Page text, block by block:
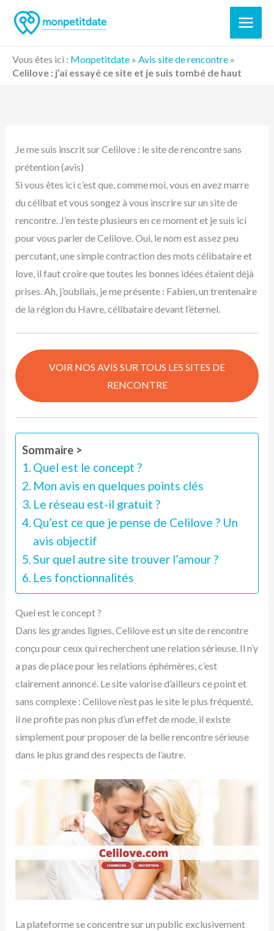
Vous êtes ici : Monpetitdate » Avis site de rencontre »
Celilove : j’ai essayé ce site et je suis tombé de haut
Je me suis inscrit sur Celilove : le site de rencontre sans
prétention (avis)
Si vous êtes ici c’est que, comme moi, vous en avez marre
du célibat et vous songez à vous inscrire sur un site de
rencontre. J’en teste plusieurs en ce moment et je suis ici
pour vous parler de Celilove. Oui, le nom est assez peu
percutant, une simple contraction des mots célibataire et
love, il faut croire que toutes les bonnes idées étaient déjà
prises. Ah, j’oubliais, je me présente : Fabien, un trentenaire
de la région du Havre, célibataire devant l’éternel.
VOIR NOS AVIS SUR TOUS LES SITES DE
RENCONTRE
Sommaire >
Quel est le concept ?
Mon avis en quelques points clés
Le réseau est-il gratuit ?
Qu’est ce que je pense de Celilove ? Un
avis objectif
Sur quel autre site trouver l’amour ?
Les fonctionnalités
Quel est le concept ?
Dans les grandes lignes, Celilove est un site de rencontre
conçu pour ceux qui recherchent une relation sérieuse. Il n’y
a pas de place pour les relations éphémères, c’est
clairement annoncé. Le site valorise d’ailleurs ce point et
sans complexe : Celilove n’est pas le site le plus fréquenté,
il ne profite pas non plus d’un effet de mode, il existe
simplement pour proposer de la belle rencontre sérieuse
dans le plus grand des respects de l’autre.
La plateforme se concentre sur un public exclusivement